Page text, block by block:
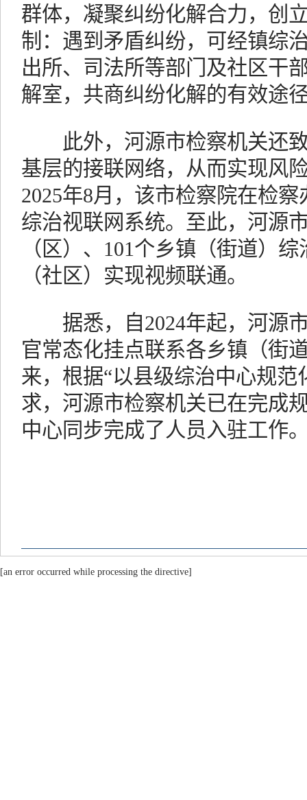
群体，凝聚纠纷化解合力，创
制：遇到矛盾纠纷，可经镇综
出所、司法所等部门及社区干
解室，共商纠纷化解的有效途
此外，河源市检察机关还致
基层的接联网络，从而实现风
2025年8月，该市检察院在检
综治视联网系统。至此，河源
（区）、101个乡镇（街道）
（社区）实现视频联通。
据悉，自2024年起，河源市
官常态化挂点联系各乡镇（街
来，根据“以县级综治中心规范
求，河源市检察机关已在完成
中心同步完成了人员入驻工作
[an error occurred while processing the directive]